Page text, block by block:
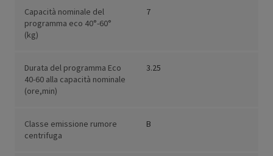
Capacità nominale del
programma eco 40°-60°
(kg)
7
Durata del programma Eco
40-60 alla capacità nominale
(ore,min)
3.25
Classe emissione rumore
centrifuga
B